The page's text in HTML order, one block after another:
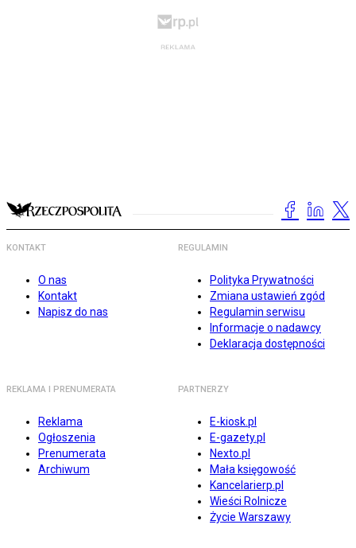
KONTAKT
O nas
Kontakt
Napisz do nas
REGULAMIN
Polityka Prywatności
Zmiana ustawień zgód
Regulamin serwisu
Informacje o nadawcy
Deklaracja dostępności
REKLAMA I PRENUMERATA
Reklama
Ogłoszenia
Prenumerata
Archiwum
PARTNERZY
E-kiosk.pl
E-gazety.pl
Nexto.pl
Mała księgowość
Kancelarierp.pl
Wieści Rolnicze
Życie Warszawy